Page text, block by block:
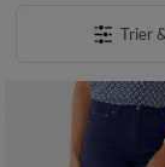
Trier